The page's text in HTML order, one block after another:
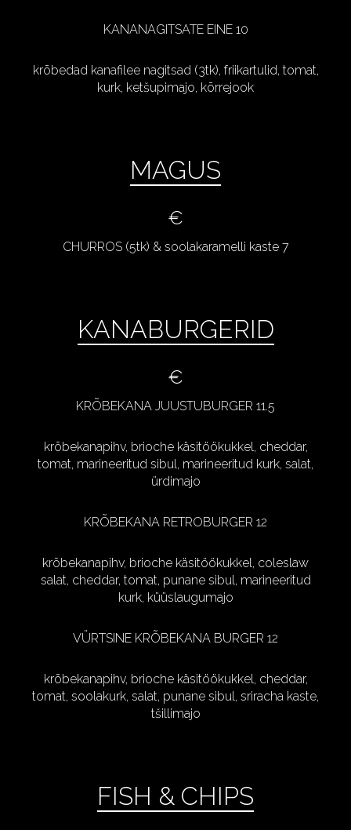
KANANAGITSATE EINE 10
krõbedad kanafilee nagitsad (3tk), friikartulid, tomat,
kurk, ketšupimajo, kõrrejook
MAGUS
€
CHURROS (5tk) & soolakaramelli kaste 7
KANABURGERID
€
KRÕBEKANA JUUSTUBURGER 11.5
krõbekanapihv, brioche käsitöökukkel, cheddar,
tomat, marineeritud sibul, marineeritud kurk, salat,
ürdimajo
KRÕBEKANA RETROBURGER 12
krõbekanapihv, brioche käsitöökukkel, coleslaw
salat, cheddar, tomat, punane sibul, marineeritud
kurk, küüslaugumajo
VÜRTSINE KRÕBEKANA BURGER 12
krõbekanapihv, brioche käsitöökukkel, cheddar,
tomat, soolakurk, salat, punane sibul, sriracha kaste,
tšillimajo
FISH & CHIPS